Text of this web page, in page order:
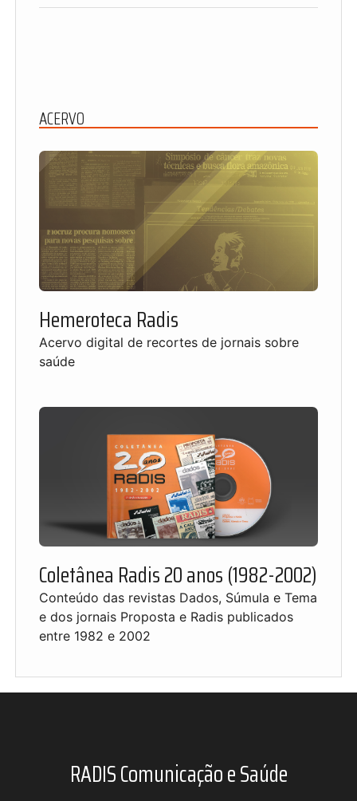
ACERVO
Hemeroteca Radis
Acervo digital de recortes de jornais sobre
saúde
Coletânea Radis 20 anos (1982-2002)
Conteúdo das revistas Dados, Súmula e Tema
e dos jornais Proposta e Radis publicados
entre 1982 e 2002
RADIS Comunicação e Saúde